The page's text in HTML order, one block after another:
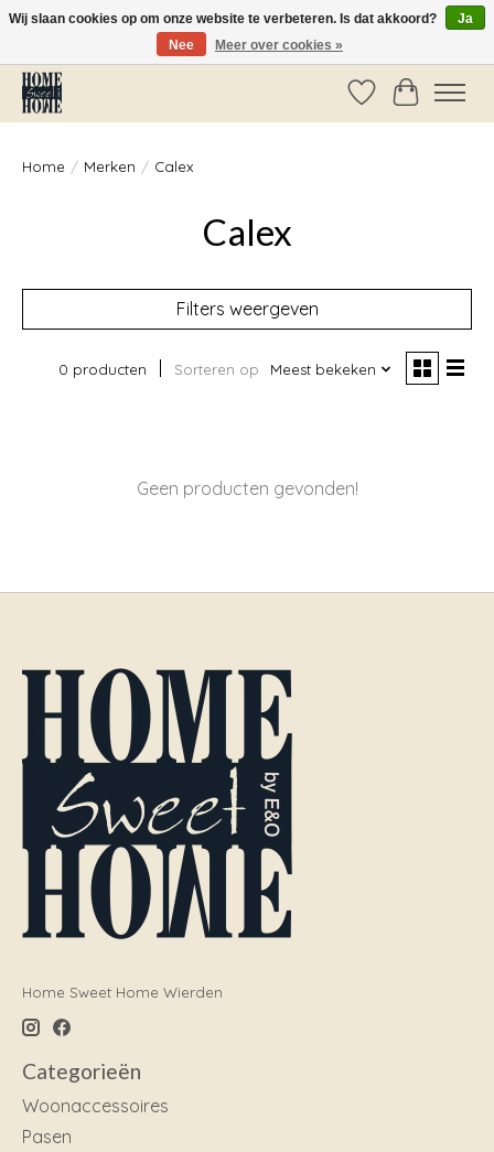
Vóór 14:00 besteld, dezelfde dag verzonden!
Verlanglijst
Home / Merken / Calex
Calex
Filters weergeven
0 producten Sorteren op Meest bekeken
Geen producten gevonden!
Home Sweet Home Wierden
Categorieën
Woonaccessoires
Pasen
Wij slaan cookies op om onze website te verbeteren. Is dat akkoord?
Ja
Nee
Meer over cookies »